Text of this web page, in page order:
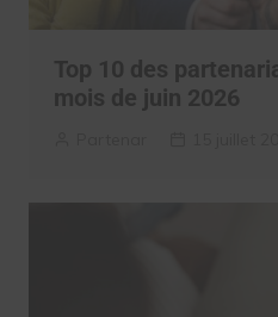
Top 10 des
mois de juin 2026